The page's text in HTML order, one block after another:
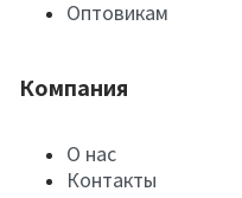
Оптовикам
Компания
О нас
Контакты